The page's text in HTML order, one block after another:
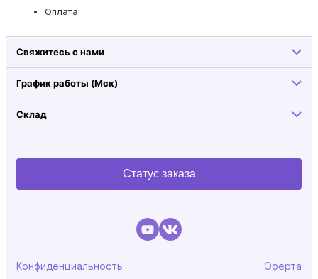
Оплата
Свяжитесь с нами
График работы (Мск)
Склад
Статус заказа
Конфиденциальность Оферта